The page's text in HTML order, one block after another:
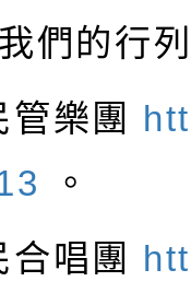
們的行
樂團
。
唱團